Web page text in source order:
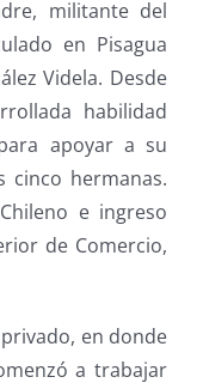
militante del
en Pisagua
Videla. Desde
habilidad
apoyar a su
cinco hermanas.
e ingreso
de Comercio,
en donde
a trabajar